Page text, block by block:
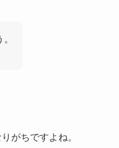
がちですよね。